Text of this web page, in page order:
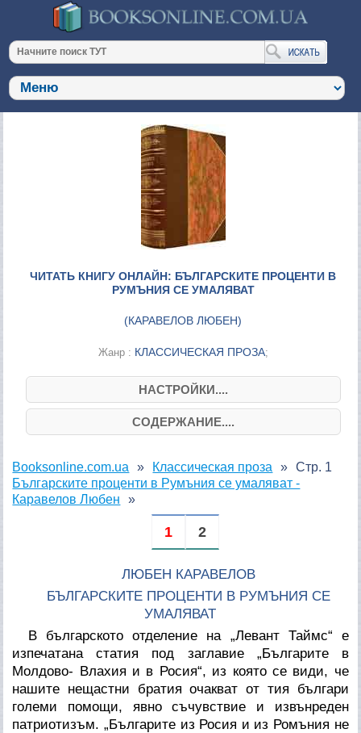
ЧИТАТЬ КНИГУ ОНЛАЙН: БЪЛГАРСКИТЕ ПРОЦЕНТИ В
РУМЪНИЯ СЕ УМАЛЯВАТ
(КАРАВЕЛОВ ЛЮБЕН)
Жанр : КЛАССИЧЕСКАЯ ПРОЗА;
НАСТРОЙКИ....
СОДЕРЖАНИЕ....
Booksonline.com.ua
Классическая проза
Българските проценти в Румъния се умаляват -
Каравелов Любен
Стр. 1
1 2
ЛЮБЕН КАРАВЕЛОВ
БЪЛГАРСКИТЕ ПРОЦЕНТИ В РУМЪНИЯ СЕ
УМАЛЯВАТ
В българското отделение на „Левант Таймс“ е
изпечатана статия под заглавие „Българите в
Молдово- Влахия и в Росия“, из която се види, че
нашите нещастни братия очакват от тия българи
големи помощи, явно съчувствие и извънреден
патриотизъм. „Българите из Росия и из Ромъния не